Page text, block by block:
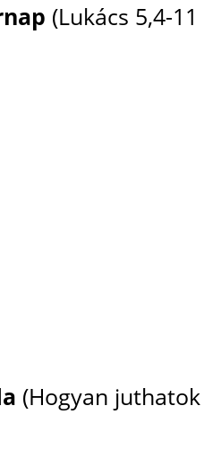
(Lukács 5,4-
(Hogyan